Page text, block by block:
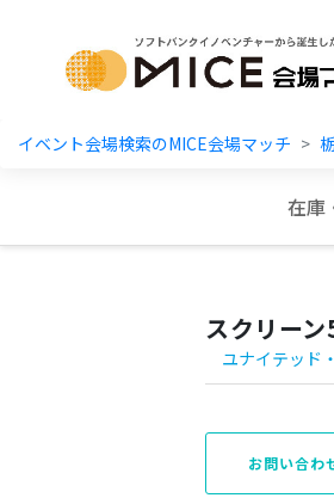
イベント会場検索のMICE会場マッチ
在庫
スクリーン
ユナイテッド
お問い合わ